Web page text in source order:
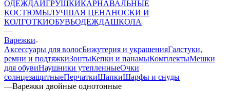
ОДЕЖДАИГРУШКИКАРНАВАЛЬНЫЕ
КОСТЮМЫЛУЧШАЯ ЦЕНАНОСКИ И
КОЛГОТКИОБУВЬОДЕЖДАШКОЛА
—
Варежки
Аксессуары для волосБижутерия и украшенияГалстуки,
ремни и подтяжкиЗонтыКепки и панамыКомплектыМешки
для обувиНаушники утепленныеОчки
солнцезащитныеПерчаткиШапкиШарфы и снуды
—Варежки двойные однотонные